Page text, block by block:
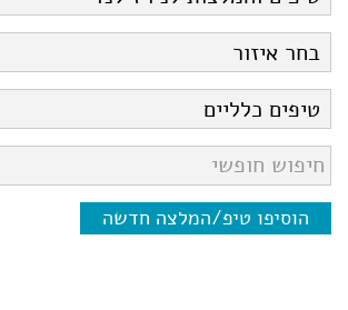
הוסיפו טיפ/המלצה חדשה